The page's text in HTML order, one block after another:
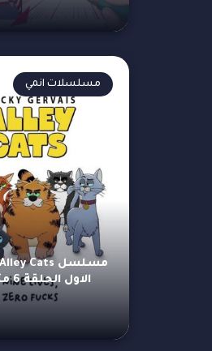
الاول الحلقة 6 مترجمة
مسلسلات انمي